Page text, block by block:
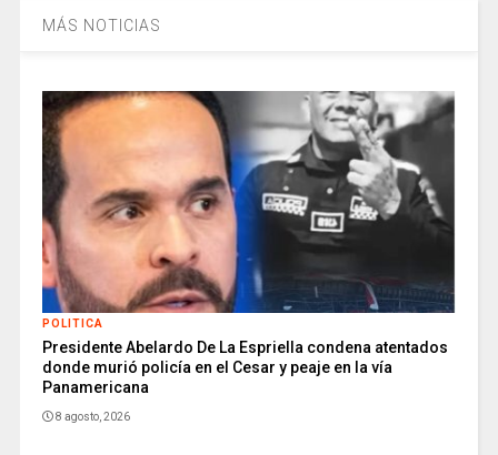
MÁS NOTICIAS
POLITICA
Presidente Abelardo De La Espriella condena atentados
donde murió policía en el Cesar y peaje en la vía
Panamericana
8 agosto, 2026